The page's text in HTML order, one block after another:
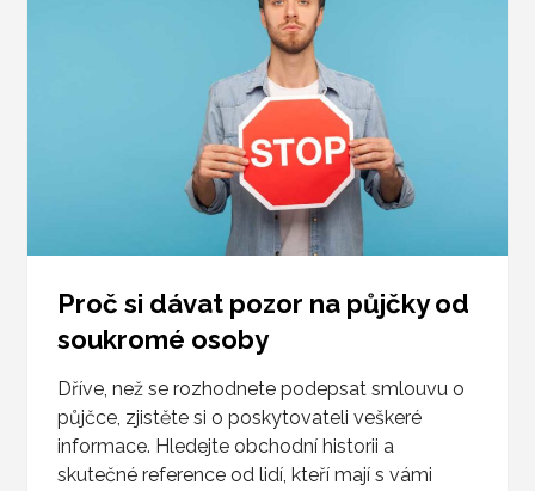
Proč si dávat pozor na půjčky od
soukromé osoby
Dříve, než se rozhodnete podepsat smlouvu o
půjčce, zjistěte si o poskytovateli veškeré
informace. Hledejte obchodní historii a
skutečné reference od lidí, kteří mají s vámi